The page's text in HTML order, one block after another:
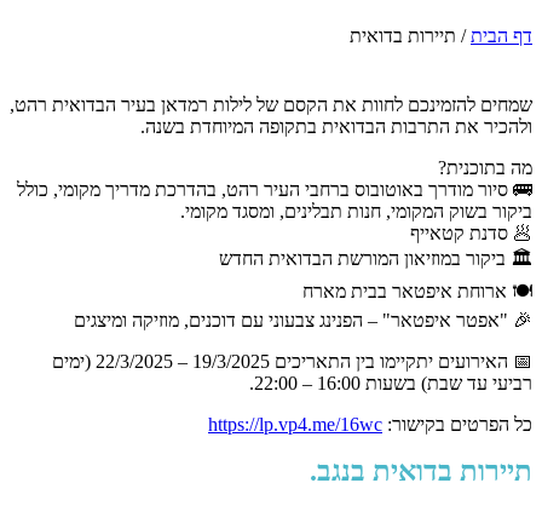
דף הבית/ תיירות בדואית
שמחים להזמינכם לחוות את הקסם של לילות רמדאן בעיר הבדואית רהט,
ולהכיר את התרבות הבדואית בתקופה המיוחדת בשנה.
מה בתוכנית?
🚌 סיור מודרך באוטובוס ברחבי העיר רהט, בהדרכת מדריך מקומי, כולל
ביקור בשוק המקומי, חנות תבלינים, ומסגד מקומי.
🥟 סדנת קטאייף
🏛️ ביקור במוזיאון המורשת הבדואית החדש
🍽️ ארוחת איפטאר בבית מארח
🎉 "אפטר איפטאר" – הפנינג צבעוני עם דוכנים, מוזיקה ומיצגים
📅 האירועים יתקיימו בין התאריכים 19/3/2025 – 22/3/2025 (ימים
רביעי עד שבת) בשעות 16:00 – 22:00.
כל הפרטים בקישור: https://lp.vp4.me/16wc
תיירות בדואית בנגב.